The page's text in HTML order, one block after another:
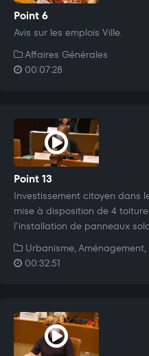
Point 6
Avis sur les emplois Ville.
Affaires Générales
00:07:28
Point 13
Investissement citoyen dans
mise à disposition de 4
l'installation de panneaux
Urbanisme,
00:32:51